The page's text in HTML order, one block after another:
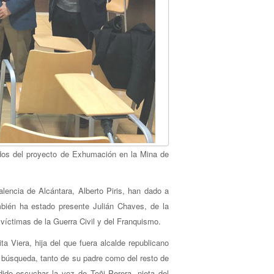
del proyecto de Exhumación en la Mina de
de Alcántara, Alberto Piris, han dado a
ha estado presente Julián Chaves, de la
de la Guerra Civil y del Franquismo.
Viera, hija del que fuera alcalde republicano
tanto de su padre como del resto de